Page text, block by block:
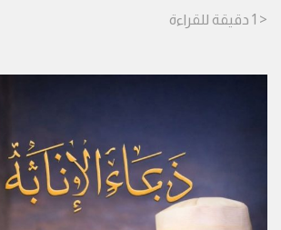
< 1 دقيقة للقراءة